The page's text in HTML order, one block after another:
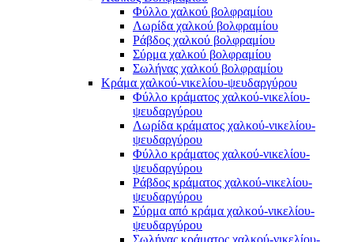
Φύλλο χαλκού βολφραμίου
Λωρίδα χαλκού βολφραμίου
Ράβδος χαλκού βολφραμίου
Σύρμα χαλκού βολφραμίου
Σωλήνας χαλκού βολφραμίου
Κράμα χαλκού-νικελίου-ψευδαργύρου
Φύλλο κράματος χαλκού-νικελίου-
ψευδαργύρου
Λωρίδα κράματος χαλκού-νικελίου-
ψευδαργύρου
Φύλλο κράματος χαλκού-νικελίου-
ψευδαργύρου
Ράβδος κράματος χαλκού-νικελίου-
ψευδαργύρου
Σύρμα από κράμα χαλκού-νικελίου-
ψευδαργύρου
Σωλήνας κράματος χαλκού-νικελίου-